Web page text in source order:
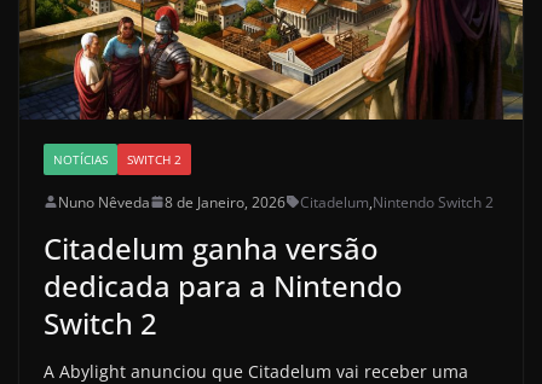
NOTÍCIAS SWITCH 2
Nuno Nêveda 8 de Janeiro, 2026 Citadelum,Nintendo Switch 2
Citadelum ganha versão
dedicada para a Nintendo
Switch 2
A Abylight anunciou que Citadelum vai receber uma